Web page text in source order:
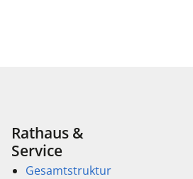
Rathaus &
Service
Gesamtstruktur